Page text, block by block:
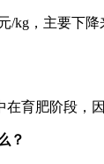
/kg，主要下
育肥阶段，
？